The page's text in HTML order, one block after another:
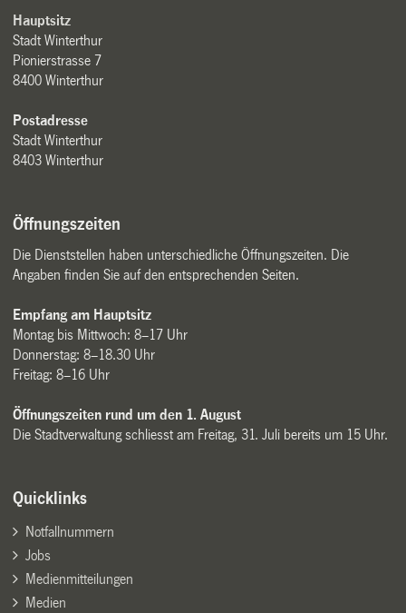
Hauptsitz
Stadt Winterthur
Pionierstrasse 7
8400 Winterthur
Postadresse
Stadt Winterthur
8403 Winterthur
Öffnungszeiten
Die Dienststellen haben unterschiedliche Öffnungszeiten. Die
Angaben finden Sie auf den entsprechenden Seiten.
Empfang am Hauptsitz
Montag bis Mittwoch: 8–17 Uhr
Donnerstag: 8–18.30 Uhr
Freitag: 8–16 Uhr
Öffnungszeiten rund um den 1. August
Die Stadtverwaltung schliesst am Freitag, 31. Juli bereits um 15 Uhr.
Quicklinks
Notfallnummern
Jobs
Medienmitteilungen
Medien